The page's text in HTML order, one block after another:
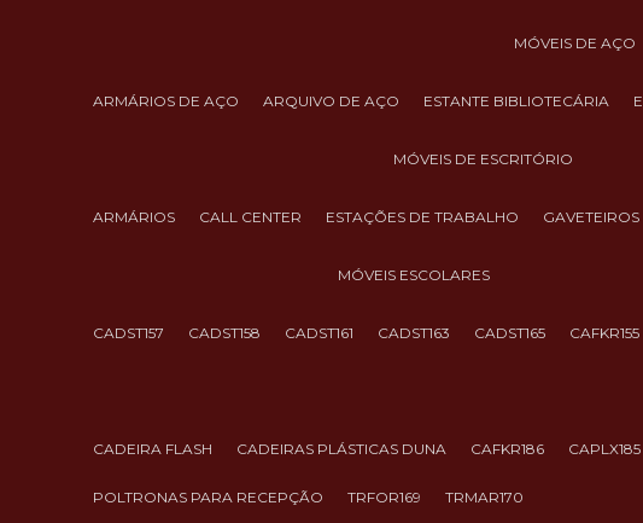
MÓVEIS DE AÇO
ARMÁRIOS DE AÇO ARQUIVO DE AÇO ESTANTE BIBLIOTECÁRIA
MÓVEIS DE ESCRITÓRIO
ARMÁRIOS CALL CENTER ESTAÇÕES DE TRABALHO GAVETEIROS
MÓVEIS ESCOLARES
CADST157 CADST158 CADST161 CADST163 CADST165 CAFKR155
CADEIRA FLASH CADEIRAS PLÁSTICAS DUNA CAFKR186 CAPLX185
POLTRONAS PARA RECEPÇÃO TRFOR169 TRMAR170